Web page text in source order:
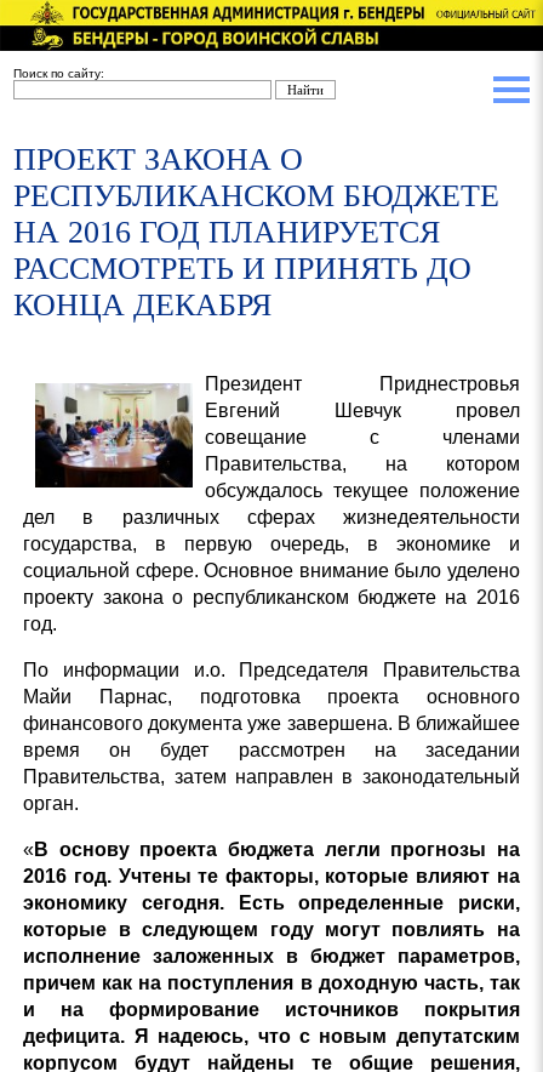
Поиск по сайту:
ПРОЕКТ ЗАКОНА О
РЕСПУБЛИКАНСКОМ БЮДЖЕТЕ
НА 2016 ГОД ПЛАНИРУЕТСЯ
РАССМОТРЕТЬ И ПРИНЯТЬ ДО
КОНЦА ДЕКАБРЯ
Президент Приднестровья
Евгений Шевчук провел
совещание с членами
Правительства, на котором
обсуждалось текущее положение
дел в различных сферах жизнедеятельности
государства, в первую очередь, в экономике и
социальной сфере. Основное внимание было уделено
проекту закона о республиканском бюджете на 2016
год.
По информации и.о. Председателя Правительства
Майи Парнас, подготовка проекта основного
финансового документа уже завершена. В ближайшее
время он будет рассмотрен на заседании
Правительства, затем направлен в законодательный
орган.
«В основу проекта бюджета легли прогнозы на
2016 год. Учтены те факторы, которые влияют на
экономику сегодня. Есть определенные риски,
которые в следующем году могут повлиять на
исполнение заложенных в бюджет параметров,
причем как на поступления в доходную часть, так
и на формирование источников покрытия
дефицита. Я надеюсь, что с новым депутатским
корпусом будут найдены те общие решения,